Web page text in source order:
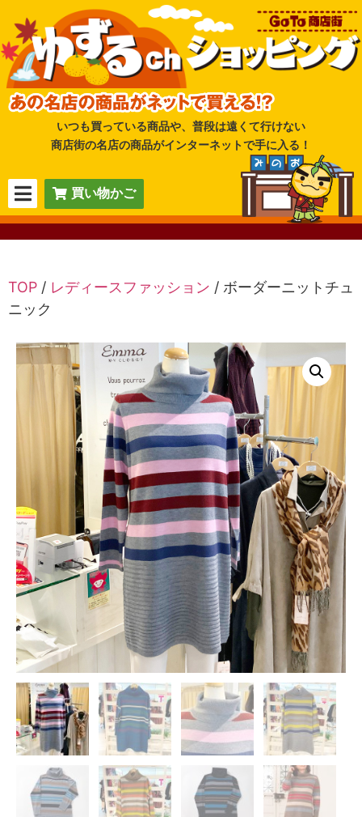
いつも買っている商品や、普段は遠くて行けない
商店街の名店の商品がインターネットで手に入る！
買い物かご
TOP / レディースファッション / ボーダーニットチュ
ニック